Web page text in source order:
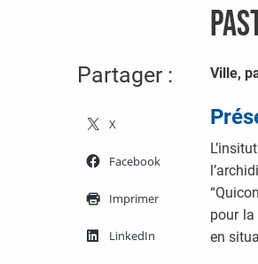
Partager :
X
Facebook
Imprimer
LinkedIn
Ville,
pour
en